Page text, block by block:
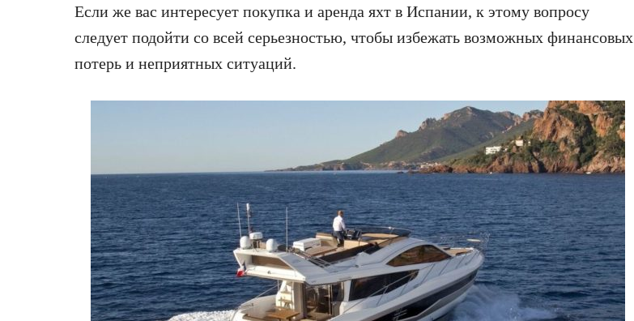
Если же вас интересует покупка и аренда яхт в Испании, к этому вопросу
следует подойти со всей серьезностью, чтобы избежать возможных финансовых
потерь и неприятных ситуаций.